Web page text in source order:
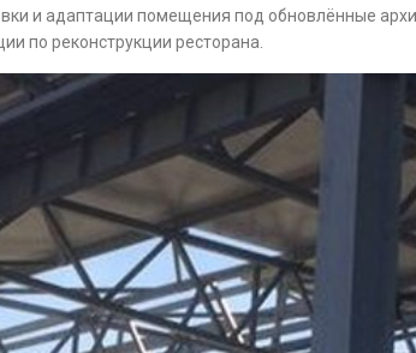
и адаптации помещения под обновлённые
по реконструкции ресторана.